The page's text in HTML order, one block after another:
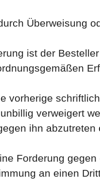
Überweisung
ist der
vorherige
verweigert
ihn
Forderung
an einen